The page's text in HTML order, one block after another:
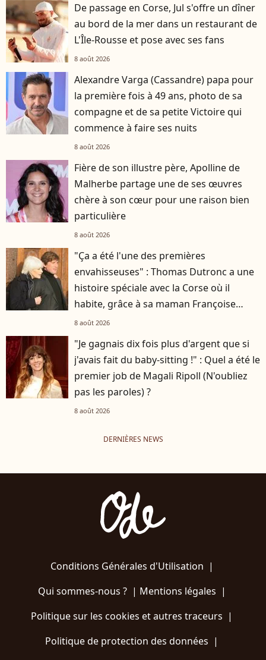
De passage en Corse, Jul s'offre un dîner
au bord de la mer dans un restaurant de
L'Île-Rousse et pose avec ses fans
8 août 2026
Alexandre Varga (Cassandre) papa pour
la première fois à 49 ans, photo de sa
compagne et de sa petite Victoire qui
commence à faire ses nuits
8 août 2026
Fière de son illustre père, Apolline de
Malherbe partage une de ses œuvres
chère à son cœur pour une raison bien
particulière
8 août 2026
"Ça a été l'une des premières
envahisseuses" : Thomas Dutronc a une
histoire spéciale avec la Corse où il
habite, grâce à sa maman Françoise
Hardy
8 août 2026
"Je gagnais dix fois plus d'argent que si
j'avais fait du baby-sitting !" : Quel a été le
premier job de Magali Ripoll (N'oubliez
pas les paroles) ?
8 août 2026
DERNIÈRES NEWS
Conditions Générales d'Utilisation |
Qui sommes-nous ?| Mentions légales |
Politique sur les cookies et autres traceurs |
Politique de protection des données |